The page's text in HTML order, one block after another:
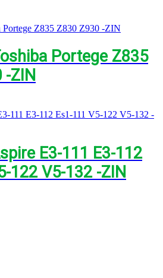
Portege Z835
ZIN
E3-111 E3-112
122 V5-132 -ZIN